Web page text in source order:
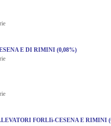
E DI RIMINI (0,08%)
FORLIì-CESENA E RIMINI